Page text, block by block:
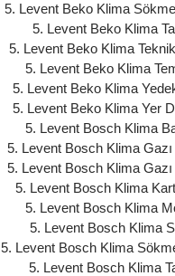
5. Levent Beko Klima
5. Levent Beko Klima
5. Levent Beko Klima
5. Levent Beko Klima
5. Levent Beko Klima
5. Levent Beko Klima Yer
5. Levent Bosch Klima
5. Levent Bosch Klima
5. Levent Bosch Klima Gazı
5. Levent Bosch Klima
5. Levent Bosch Klima
5. Levent Bosch Klima
5. Levent Bosch Klima
5. Levent Bosch Klima